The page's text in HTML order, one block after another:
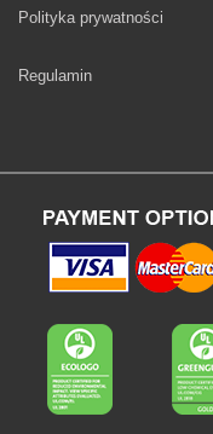
Polityka prywatności
Regulamin